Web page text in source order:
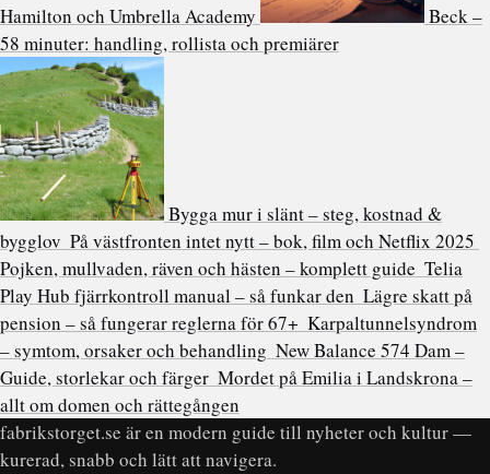
Hamilton och Umbrella Academy
Beck –
58 minuter: handling, rollista och premiärer
Bygga mur i slänt – steg, kostnad &
bygglov På västfronten intet nytt – bok, film och Netflix 2025
Pojken, mullvaden, räven och hästen – komplett guide Telia
Play Hub fjärrkontroll manual – så funkar den Lägre skatt på
pension – så fungerar reglerna för 67+ Karpaltunnelsyndrom
– symtom, orsaker och behandling New Balance 574 Dam –
Guide, storlekar och färger Mordet på Emilia i Landskrona –
allt om domen och rättegången
fabrikstorget.se är en modern guide till nyheter och kultur —
kurerad, snabb och lätt att navigera.